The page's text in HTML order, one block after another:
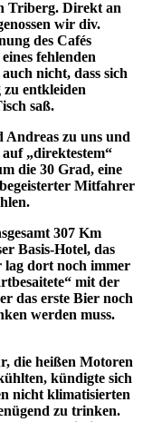
Triberg. Direkt an
wir div.
des Cafés
fehlenden
nicht, dass sich
entkleiden
saß.
Andreas zu uns und
„direktestem“
die 30 Grad, eine
Mitfahrer
307 Km
Basis-Hotel, das
lag dort noch immer
mit der
das erste Bier noch
werden muss.
die heißen Motoren
kündigte sich
nicht klimatisierten
zu trinken.